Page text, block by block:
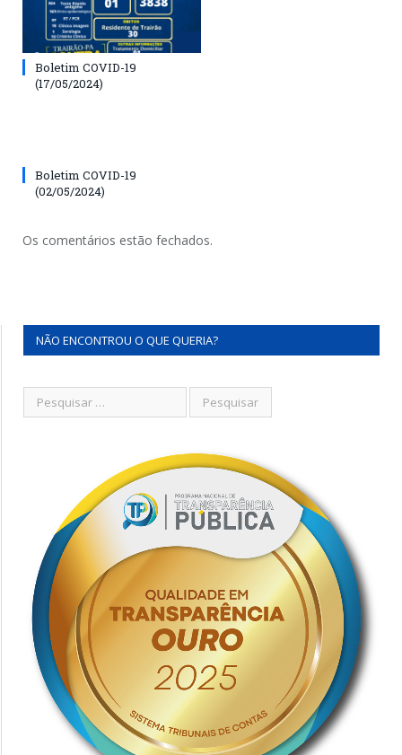
Boletim COVID-19
(17/05/2024)
Boletim COVID-19
(02/05/2024)
Os comentários estão fechados.
NÃO ENCONTROU O QUE QUERIA?